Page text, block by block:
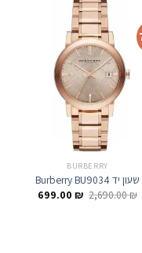
BURBERRY
שעון יד Burberry BU9034
2,690.00₪ המחיר699.00 ₪